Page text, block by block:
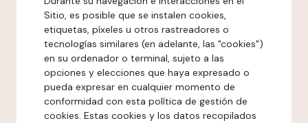
Sitio, es posible que se instalen cookies,
etiquetas, píxeles u otros rastreadores o
tecnologías similares (en adelante, las "cookies")
en su ordenador o terminal, sujeto a las
opciones y elecciones que haya expresado o
pueda expresar en cualquier momento de
conformidad con esta política de gestión de
cookies. Estas cookies y los datos recopilados